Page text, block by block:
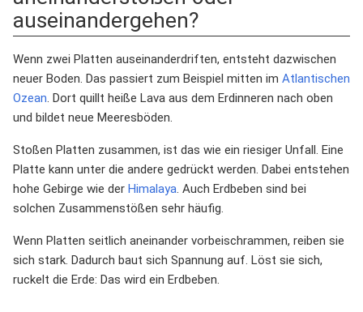
auseinandergehen?
Wenn zwei Platten auseinanderdriften, entsteht dazwischen
neuer Boden. Das passiert zum Beispiel mitten im Atlantischen
Ozean. Dort quillt heiße Lava aus dem Erdinneren nach oben
und bildet neue Meeresböden.
Stoßen Platten zusammen, ist das wie ein riesiger Unfall. Eine
Platte kann unter die andere gedrückt werden. Dabei entstehen
hohe Gebirge wie der Himalaya. Auch Erdbeben sind bei
solchen Zusammenstößen sehr häufig.
Wenn Platten seitlich aneinander vorbeischrammen, reiben sie
sich stark. Dadurch baut sich Spannung auf. Löst sie sich,
ruckelt die Erde: Das wird ein Erdbeben.